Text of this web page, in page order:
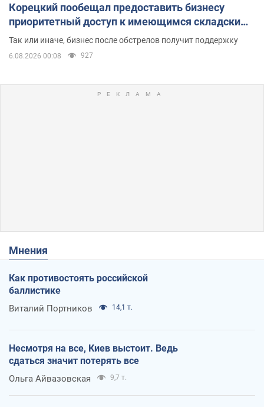
Корецкий пообещал предоставить бизнесу
приоритетный доступ к имеющимся складским
помещениям
Так или иначе, бизнес после обстрелов получит поддержку
6.08.2026 00:08 927
Мнения
Как противостоять российской
баллистике
Виталий Портников 14,1 т.
Несмотря на все, Киев выстоит. Ведь
сдаться значит потерять все
Ольга Айвазовская 9,7 т.